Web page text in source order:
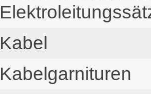
Kabel
Kabelgarnituren